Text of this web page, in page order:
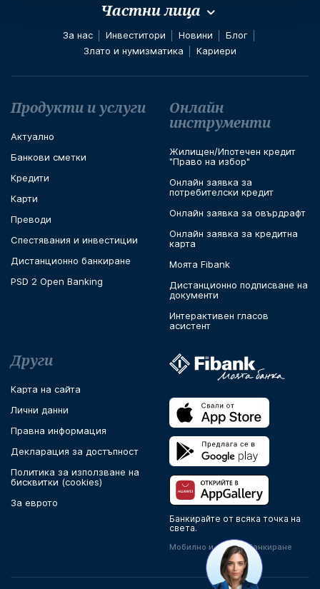
Частни лица
За нас Инвеститори Новини
Блог
Злато и нумизматика
Кариери
Футър навигация
Продукти и услуги
Актуално
Банкови сметки
Кредити
Карти
Преводи
Спестявания и инвестиции
Дистанционно банкиране
PSD 2 Open Banking
Онлайн
инструменти
Жилищен/Ипотечен кредит
"Право на избор"
Онлайн заявка за
потребителски кредит
Онлайн заявка за овърдрафт
Онлайн заявка за кредитна
карта
Моята Fibank
Дистанционно подписване на
документи
Интерактивен гласов
асистент
Други
Карта на сайта
Лични данни
Правна информация
Декларация за достъпност
Политика за използване на
бисквитки (cookies)
За еврото
Банкирайте от всяка точка на
света.
Мобилно и онлайн банкиране